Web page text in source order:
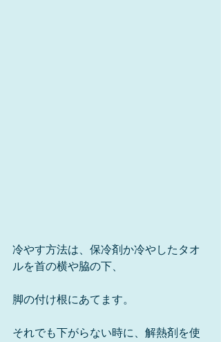
冷やす方法は、保冷剤か冷やしたタオ
ルを首の横や脇の下、
脚の付け根にあてます。
それでも下がらない時に、解熱剤を使